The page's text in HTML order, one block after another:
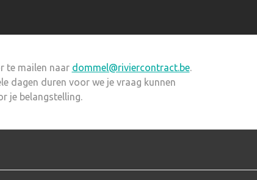
te mailen naar dommel@riviercontract.be.
dagen duren voor we je vraag kunnen
je belangstelling.